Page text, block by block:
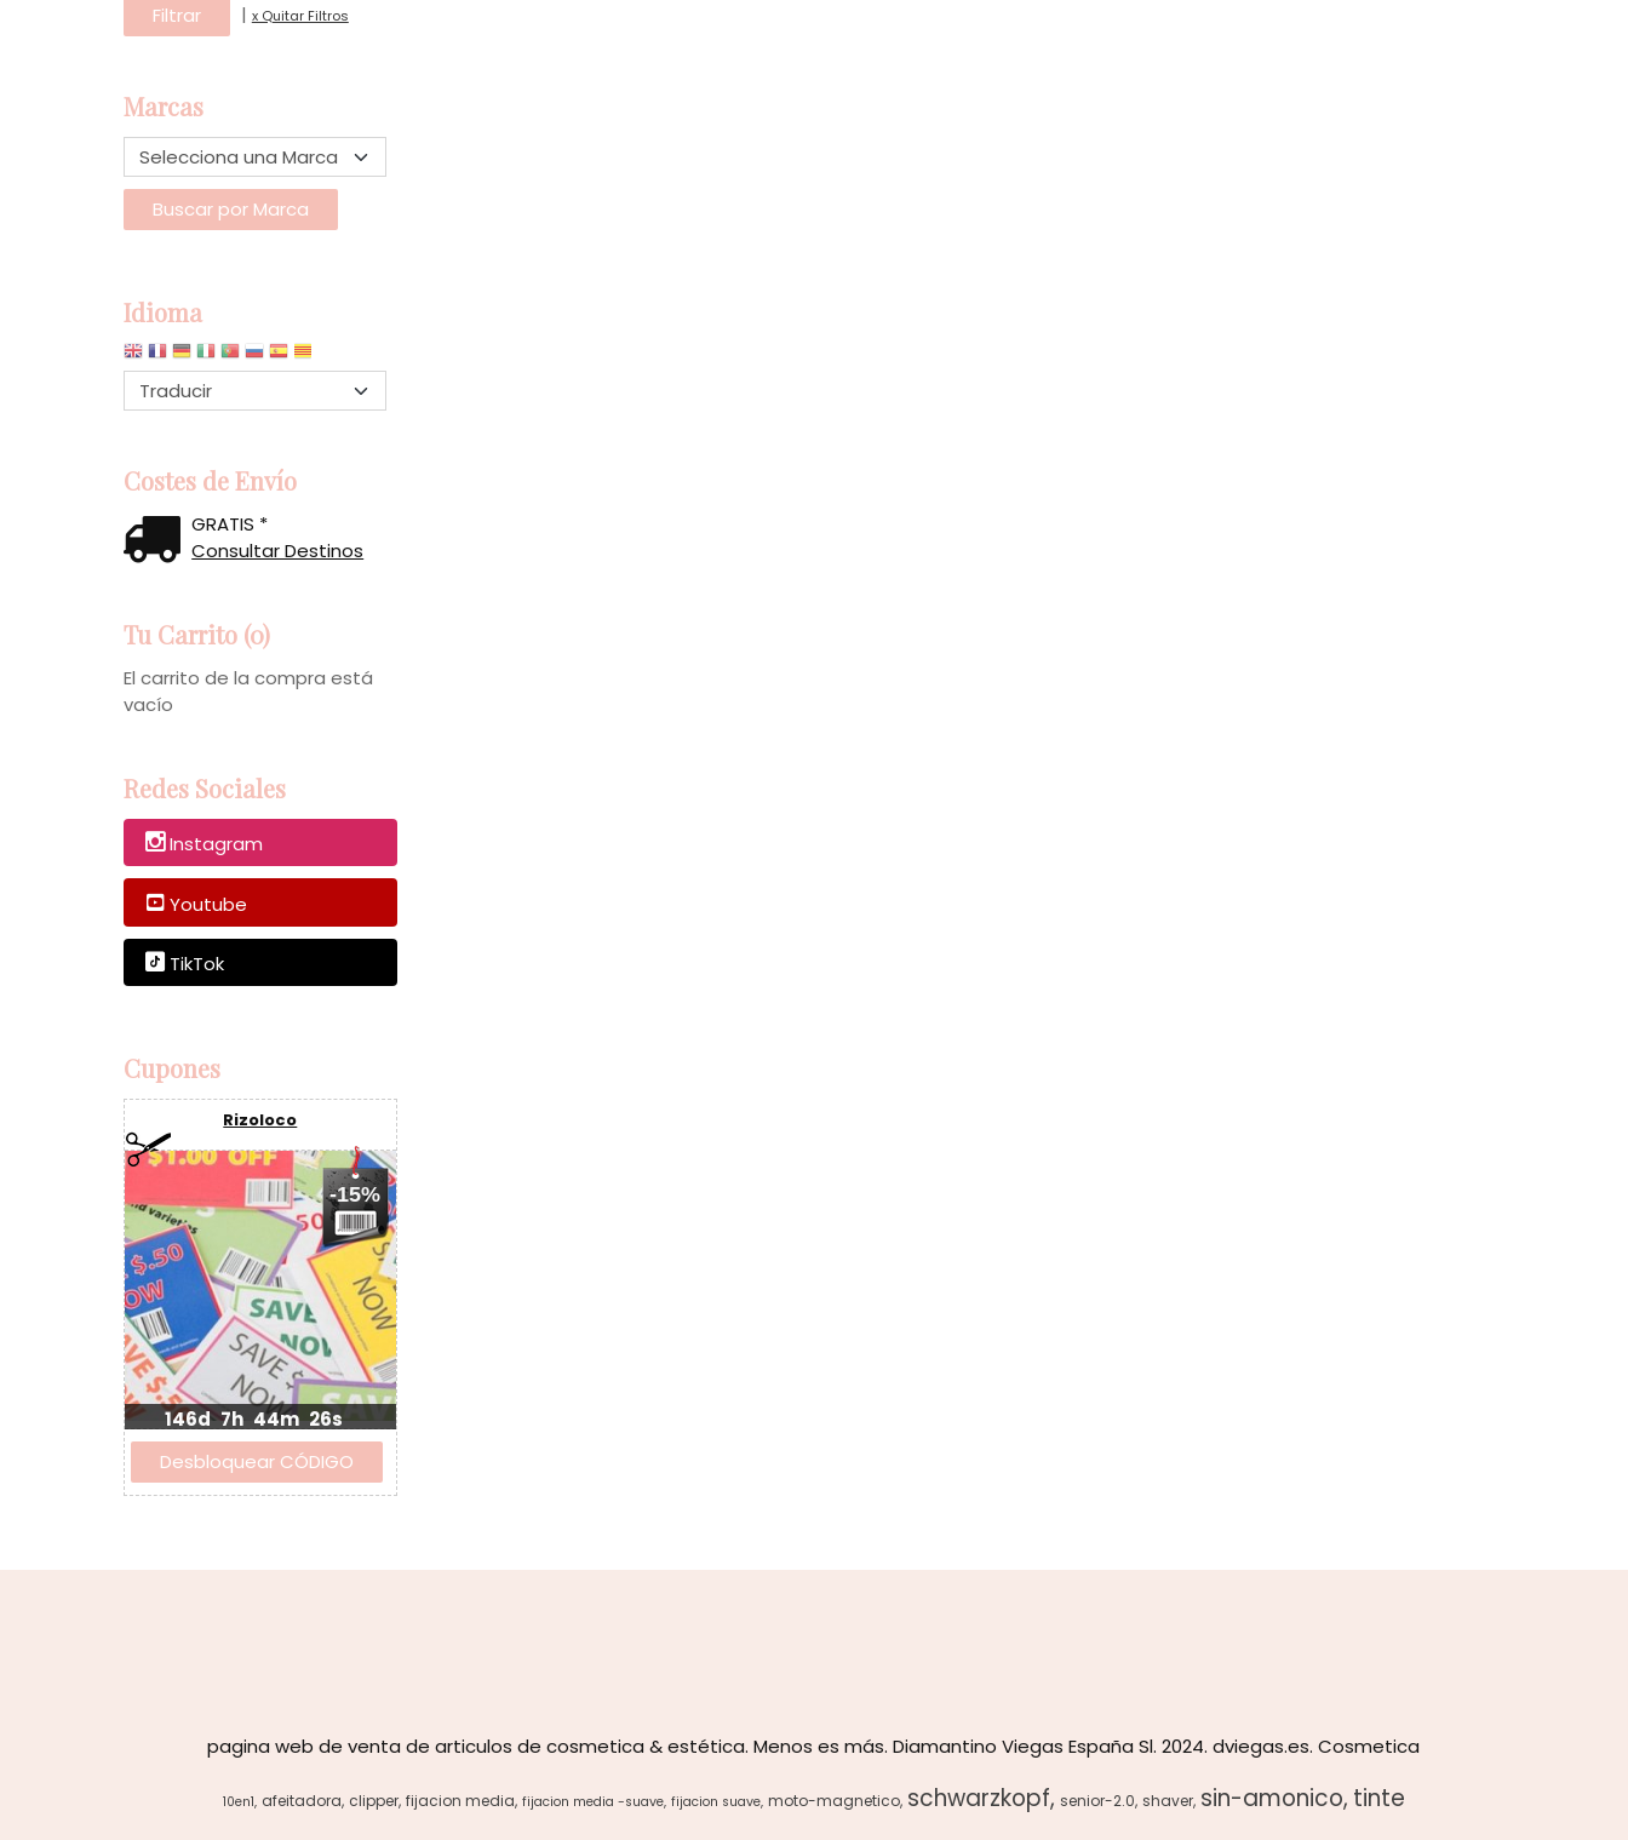
| x Quitar Filtros
Marcas
Idioma
Costes de Envío
GRATIS *
Consultar Destinos
Tu Carrito (0)
El carrito de la compra está
vacío
Redes Sociales
Instagram
Youtube
TikTok
Cupones
Rizoloco
-15%
146d 7h 44m 25s
pagina web de venta de articulos de cosmetica & estética. Menos es más. Diamantino Viegas España Sl. 2024. dviegas.es. Cosmetica
10en1 afeitadora clipper fijacion media fijacion media -suave fijacion suave moto-magnetico schwarzkopf senior-2.0 shaver sin-amonico tinte